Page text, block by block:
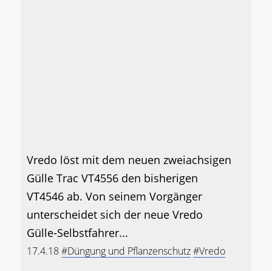
Vredo löst mit dem neuen zweiachsigen
Gülle Trac VT4556 den bisherigen
VT4546 ab. Von seinem Vorgänger
unterscheidet sich der neue Vredo
Gülle-Selbstfahrer...
17.4.18#Düngung und Pflanzenschutz#Vredo